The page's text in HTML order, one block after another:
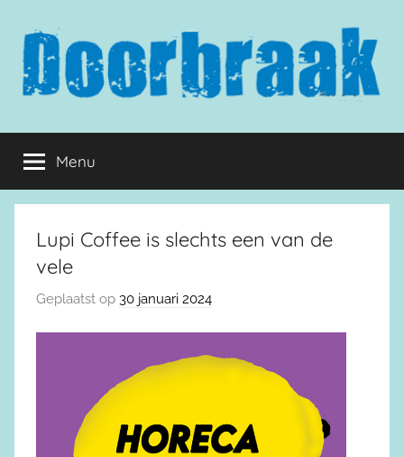
inhoud
springen
Doorbraak.eu
Menu
Lupi Coffee is slechts een van de
vele
Geplaatst op 30 januari 2024